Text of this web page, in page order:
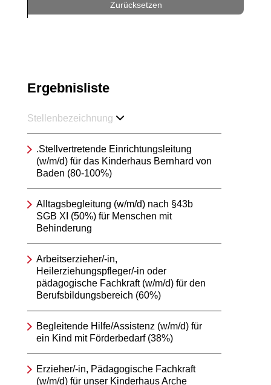
Zurücksetzen
Ergebnisliste
Stellenbezeichnung
.Stellvertretende Einrichtungsleitung
(w/m/d) für das Kinderhaus Bernhard von
Baden (80-100%)
Alltagsbegleitung (w/m/d) nach §43b
SGB XI (50%) für Menschen mit
Behinderung
Arbeitserzieher/-in,
Heilerziehungspfleger/-in oder
pädagogische Fachkraft (w/m/d) für den
Berufsbildungsbereich (60%)
Begleitende Hilfe/Assistenz (w/m/d) für
ein Kind mit Förderbedarf (38%)
Erzieher/-in, Pädagogische Fachkraft
(w/m/d) für unser Kinderhaus Arche